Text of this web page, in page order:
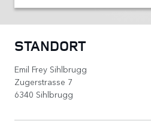
STANDORT
Emil Frey Sihlbrugg
Zugerstrasse 7
6340 Sihlbrugg